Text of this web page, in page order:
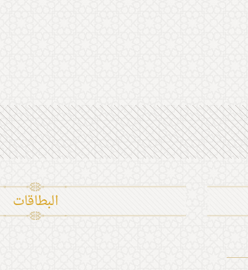
البطاقات